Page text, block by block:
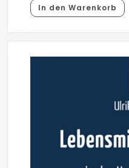
In den Warenkorb